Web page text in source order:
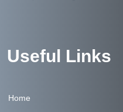
Useful Links
Home